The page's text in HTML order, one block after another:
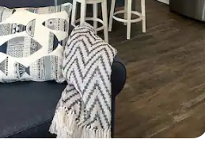
na 5, liczba recenzji: 64